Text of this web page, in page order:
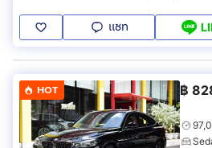
แชท
HOT ฿